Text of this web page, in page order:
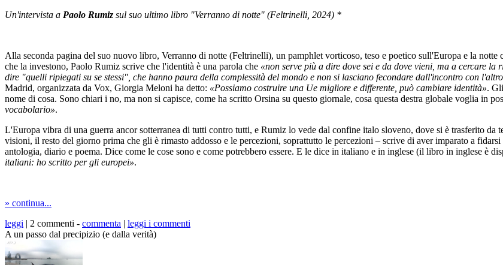
Un'intervista a Paolo Rumiz sul suo ultimo libro "Verranno di notte" (Feltrinelli, 2024) *
Alla seconda pagina del suo nuovo libro, Verranno di notte (Feltrinelli), un pamphlet vorticoso, teso e poetico sull'Europa e la notte
che la investono, Paolo Rumiz scrive che l'identità è una parola che «non serve più a dire dove sei e da dove vieni, ma a cercare
dire "quelli ripiegati su se stessi", che hanno paura della complessità del mondo e non si lasciano fecondare dall'incontro con
Madrid, organizzata da Vox, Giorgia Meloni ha detto: «Possiamo costruire una Ue migliore e differente, può cambiare identità».
nome di cosa. Sono chiari i no, ma non si capisce, come ha scritto Orsina su questo giornale, cosa questa destra globale voglia in
vocabolario».
L'Europa vibra di una guerra ancor sotterranea di tutti contro tutti, e Rumiz lo vede dal confine italo sloveno, dove si è trasferito
visioni, il resto del giorno prima che gli è rimasto addosso e le percezioni, soprattutto le percezioni – scrive di aver imparato a
antologia, diario e poema. Dice come le cose sono e come potrebbero essere. E le dice in italiano e in inglese (il libro in inglese è
italiani: ho scritto per gli europei».
» continua...
leggi | 2 commenti - commenta | leggi i commenti
A un passo dal precipizio (e dalla verità)